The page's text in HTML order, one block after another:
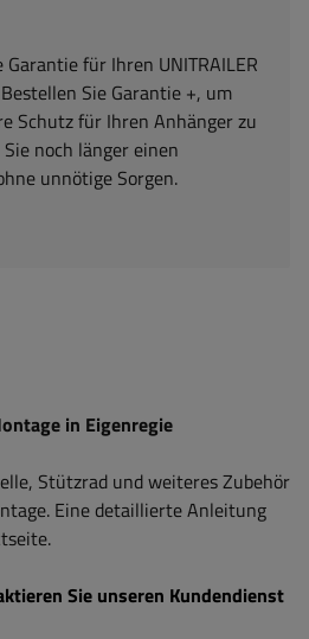
für Ihren UNITRAILER
Sie Garantie +, um
Schutz für Ihren Anhänger zu
noch länger einen
unnötige Sorgen.
in Eigenregie
Stützrad und weiteres Zubehör
Eine detaillierte Anleitung
Sie unseren Kundendienst